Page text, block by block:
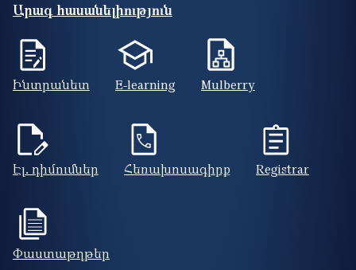
Արագ հասանելիություն
Ինտրանետ E-learning Mulberry
Էլ. դիմումներ Հեռախոսագիրք Registrar
Փաստաթղթեր